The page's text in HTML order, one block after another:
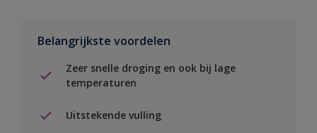
Belangrijkste voordelen
Zeer snelle droging en ook bij lage
temperaturen
Uitstekende vulling